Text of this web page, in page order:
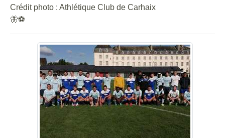
Crédit photo : Athlétique Club de Carhaix
🦋⚽️